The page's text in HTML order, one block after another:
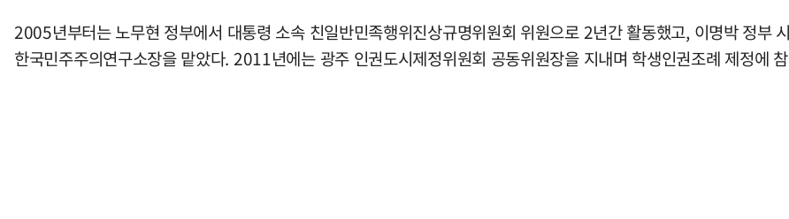
2005년부터는 노무현 정부에서 대통령 소속 친일반민족행위진상규명위원회 위원으로 2년간 활동했고, 이명박 정부
한국민주주의연구소장을 맡았다. 2011년에는 광주 인권도시제정위원회 공동위원장을 지내며 학생인권조례 제정에